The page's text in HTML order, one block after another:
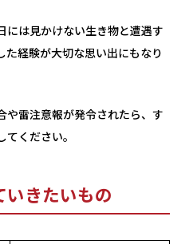
には見かけない生き物と遭遇す
た経験が大切な思い出にもなり
や雷注意報が発令されたら、す
ください。
いきたいもの